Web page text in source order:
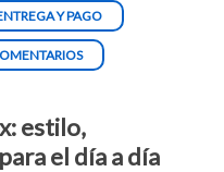
Y PAGO
estilo,
el día a día